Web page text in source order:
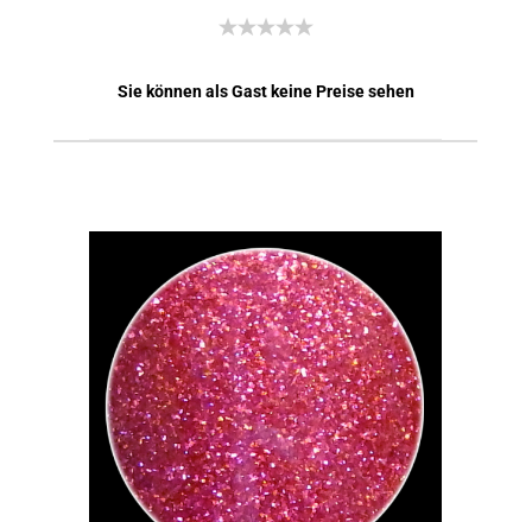
Sie können als Gast keine Preise sehen